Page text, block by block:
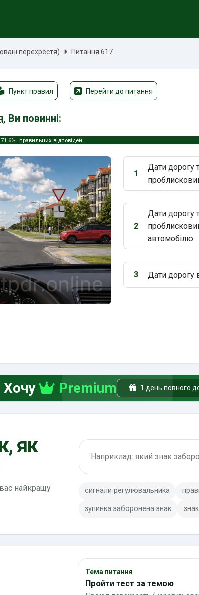
перехрестя) Питання 617
Пункт правил Перейти до питання
, Ви повинні:
71.6% правильних відповідей
Варіант 1:
1
Дати дорогу
Варіант 2:
2
Дати дорогу
автомобілю.
Варіант 3:
3 Дати дорогу
Хочу Premium 1 день повного
як
найкращу
сигнали регулювальника
зупинка заборонена знак
Тема питання
Пройти тест за темою